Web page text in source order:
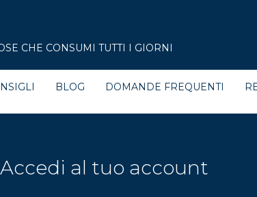
CHE CONSUMI TUTTI I GIORNI
BLOG DOMANDE FREQUENTI
Accedi al tuo account